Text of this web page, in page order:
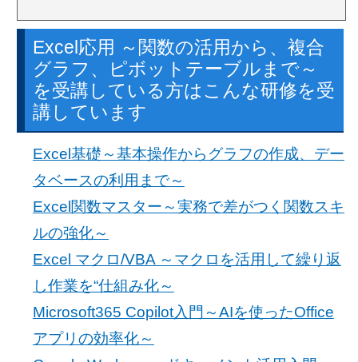
Excel応用 ～関数の活用から、複合
グラフ、ピボットテーブルまで～
を受講している方はこんな研修を受
講しています
Excel基礎～基本操作からグラフの作成、デー
タベースの利用まで～
Excel関数マスター～実務で差がつく関数スキ
ルの強化～
Excel マクロ/VBA ～マクロを活用して繰り返
し作業を“仕組み化～
Microsoft365 Copilot入門～AIを使ったOffice
アプリの効率化～